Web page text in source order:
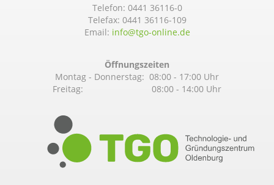
Telefon: 0441 36116-0
Telefax: 0441 36116-109
Email: info@­tgo-online.de
Öffnungszeiten
Montag - Donnerstag: 08:00 - 17:00 Uhr
Freitag: 08:00 - 14:00 Uhr